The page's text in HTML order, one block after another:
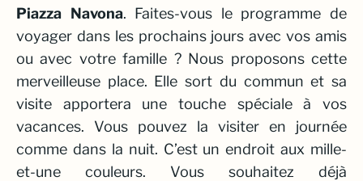
Piazza Navona. Faites-vous le programme de
voyager dans les prochains jours avec vos amis
ou avec votre famille ? Nous proposons cette
merveilleuse place. Elle sort du commun et sa
visite apportera une touche spéciale à vos
vacances. Vous pouvez la visiter en journée
comme dans la nuit. C’est un endroit aux mille-
et-une couleurs. Vous souhaitez déjà